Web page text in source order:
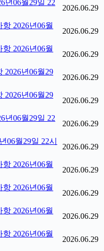
년06월29일 22
2026.06.29
2026년06월
2026.06.29
2026년06월
2026.06.29
2026년06월29
2026.06.29
2026년06월29
2026.06.29
년06월29일 22
2026.06.29
06월29일 22시
2026.06.29
2026년06월
2026.06.29
2026년06월
2026.06.29
2026년06월
2026.06.29
2026년06월
2026.06.29